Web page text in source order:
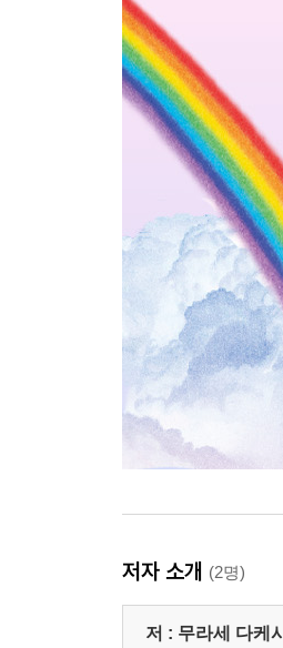
저자 소개 (2명)
저 : 무라세 다케시